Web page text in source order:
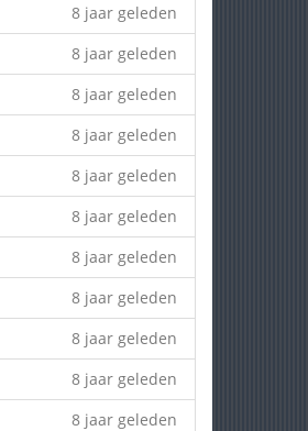
8 jaar geleden
8 jaar geleden
8 jaar geleden
8 jaar geleden
8 jaar geleden
8 jaar geleden
8 jaar geleden
8 jaar geleden
8 jaar geleden
8 jaar geleden
8 jaar geleden